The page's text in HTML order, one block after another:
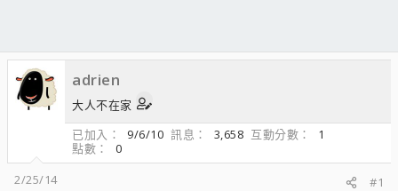
adrien
大人不在家
已加入
9/6/10 訊息 3,658 互動分數
1
點數
0
2/25/14
#1